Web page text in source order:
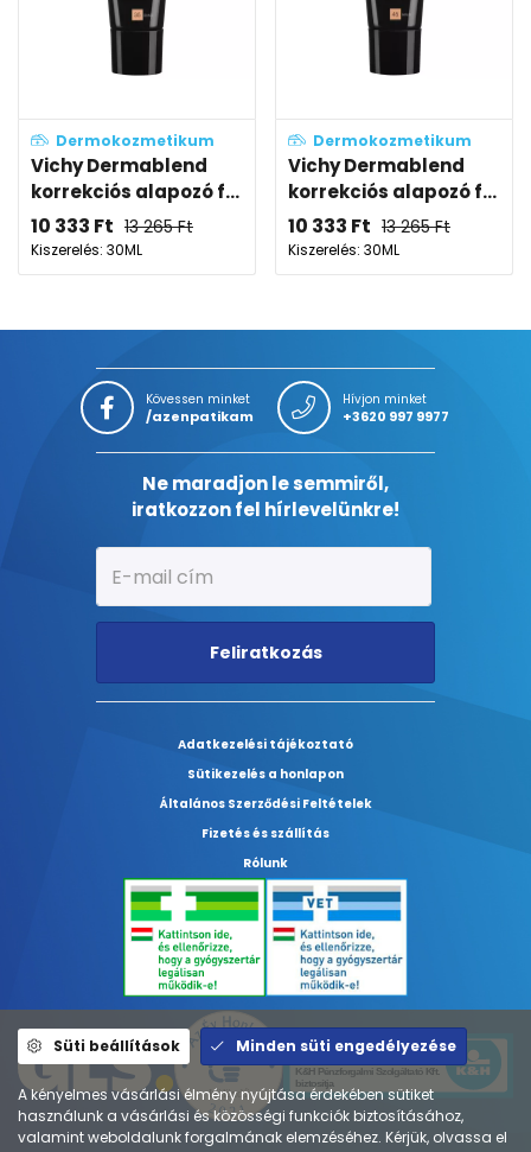
Dermokozmetikum
Vichy Dermablend
korrekciós alapozó f...
10 333 Ft 13 265Ft
Kiszerelés: 30ML
Dermokozmetikum
Vichy Dermablend
korrekciós alapozó f...
10 333 Ft 13 265Ft
Kiszerelés: 30ML
Kövessen minket
/azenpatikam
Hívjon minket
+3620 997 9977
Ne maradjon le semmiről,
iratkozzon fel hírlevelünkre!
Feliratkozás
Adatkezelési tájékoztató
Sütikezelés a honlapon
Általános Szerződési Feltételek
Fizetés és szállítás
Rólunk
Süti beállítások Minden süti engedélyezése
A kényelmes vásárlási élmény nyújtása érdekében sütiket
használunk a vásárlási és közösségi funkciók biztosításához,
valamint weboldalunk forgalmának elemzéséhez. Kérjük, olvassa el